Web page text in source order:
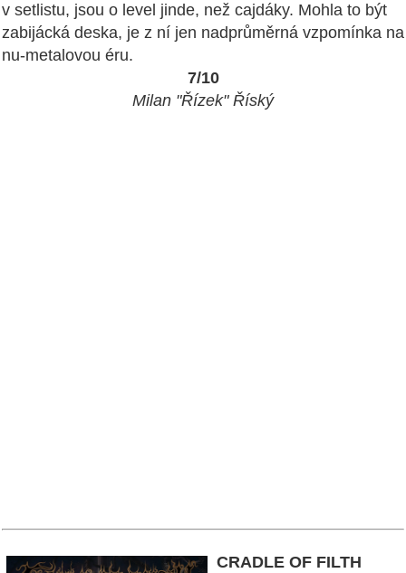
v setlistu, jsou o level jinde, než cajdáky. Mohla to být
zabijácká deska, je z ní jen nadprůměrná vzpomínka na
nu-metalovou éru.
7/10
Milan "Řízek" Říský
CRADLE OF FILTH